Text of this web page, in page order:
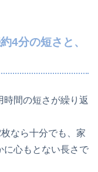
4分の短さと、
間の短さが繰り返
なら十分でも、家
に心もとない長さで